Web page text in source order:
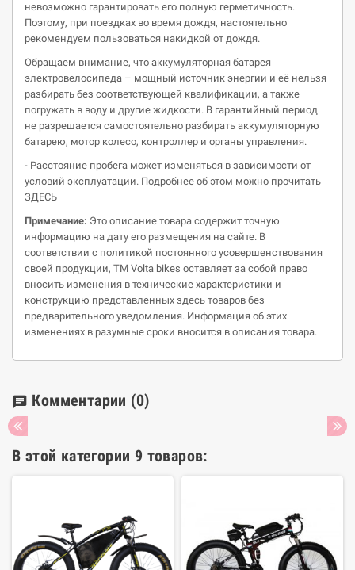
невозможно гарантировать его полную герметичность.
Поэтому, при поездках во время дождя, настоятельно
рекомендуем пользоваться накидкой от дождя.
Обращаем внимание, что аккумуляторная батарея
электровелосипеда – мощный источник энергии и её нельзя
разбирать без соответствующей квалификации, а также
погружать в воду и другие жидкости. В гарантийный период
не разрешается самостоятельно разбирать аккумуляторную
батарею, мотор колесо, контроллер и органы управления.
- Расстояние пробега может изменяться в зависимости от
условий эксплуатации. Подробнее об этом можно прочитать
ЗДЕСЬ
Примечание: Это описание товара содержит точную
информацию на дату его размещения на сайте. В
соответствии с политикой постоянного усовершенствования
своей продукции, ТМ Volta bikes оставляет за собой право
вносить изменения в технические характеристики и
конструкцию представленных здесь товаров без
предварительного уведомления. Информация об этих
изменениях в разумные сроки вносится в описания товара.
chat Комментарии (0)
В этой категории 9 товаров: